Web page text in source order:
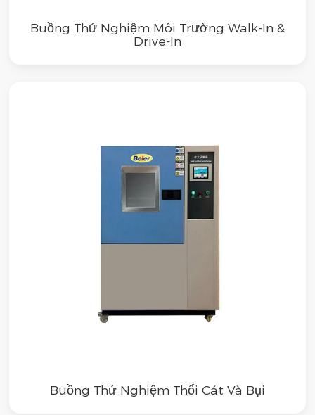
Buồng Thử Nghiệm Môi Trường Walk-In &
Drive-In
Buồng Thử Nghiệm Thổi Cát Và Bụi